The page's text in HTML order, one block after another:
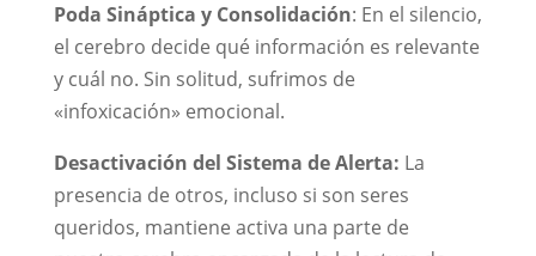
Poda Sináptica y Consolidación: En el silencio,
el cerebro decide qué información es relevante
y cuál no. Sin solitud, sufrimos de
«infoxicación» emocional.
Desactivación del Sistema de Alerta: La
presencia de otros, incluso si son seres
queridos, mantiene activa una parte de